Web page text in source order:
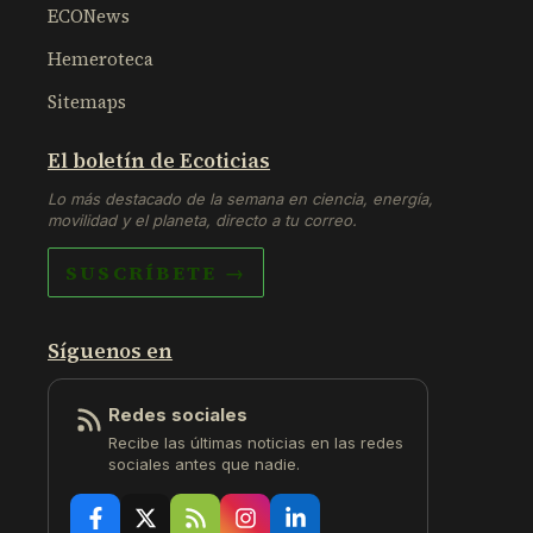
ECONews
Hemeroteca
Sitemaps
El boletín de Ecoticias
Lo más destacado de la semana en ciencia, energía,
movilidad y el planeta, directo a tu correo.
SUSCRÍBETE →
Síguenos en
Redes sociales
Recibe las últimas noticias en las redes
sociales antes que nadie.